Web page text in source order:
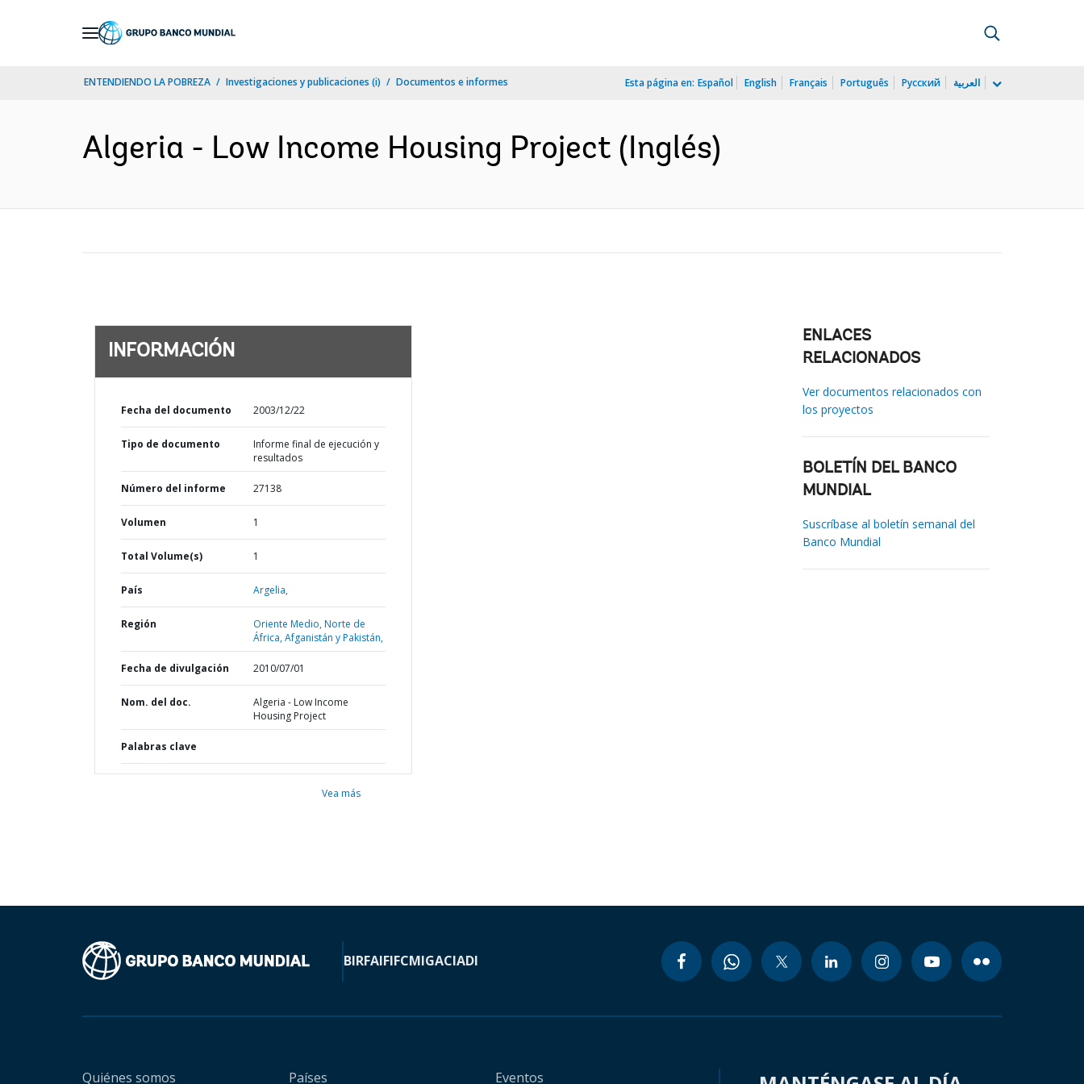
ENTENDIENDO LA POBREZA Investigaciones y publicaciones (i) Documentos e informes Esta página en: Español English Français Português Русский العربية
Algeria - Low Income Housing Project (Inglés)
INFORMACIÓN
Fecha del documento 2003/12/22
Tipo de documento
Informe final de ejecución y
resultados
Número del informe 27138
Volumen 1
Total Volume(s) 1
País Argelia,
Región
Oriente Medio, Norte de
África, Afganistán y Pakistán,
Fecha de divulgación 2010/07/01
Nom. del doc.
Algeria - Low Income
Housing Project
Palabras clave
Vea más
ENLACES
RELACIONADOS
Ver documentos relacionados con
los proyectos
BOLETÍN DEL BANCO
MUNDIAL
Suscríbase al boletín semanal del
Banco Mundial
BIRFAIFIFCMIGACIADI
Quiénes somos Países Eventos